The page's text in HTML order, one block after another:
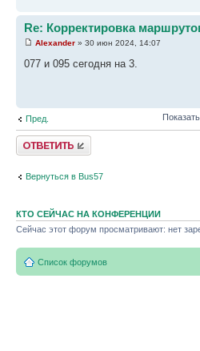
Re: Корректировка
Alexander » 30 июн 2024, 14:07
077 и 095 сегодня на 3.
Пред.
Ответить
Вернуться в Bus57
КТО СЕЙЧАС НА КОНФЕРЕНЦИИ
Сейчас этот форум просматривают: нет
Список форумов